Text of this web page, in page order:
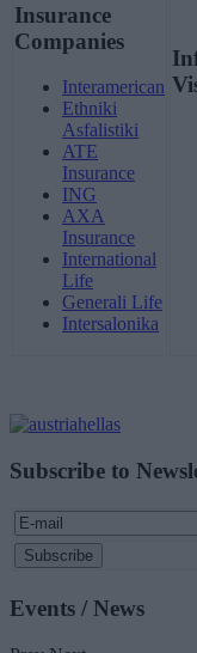
Insurance
Companies
Interamerican
Ethniki
Asfalistiki
ATE
Insurance
ING
AXA
Insurance
International
Life
Generali Life
Intersalonika
Subscribe to
Events / News